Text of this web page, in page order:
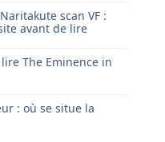
scan VF :
avant de lire
The Eminence in
: où se situe la